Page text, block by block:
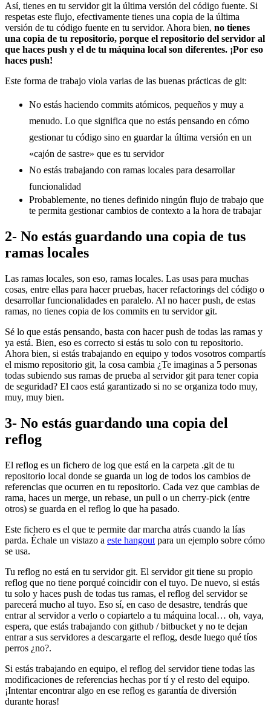
Así, tienes en tu servidor git la última versión del código fuente. Si
respetas este flujo, efectivamente tienes una copia de la última
versión de tu código fuente en tu servidor. Ahora bien, no tienes
una copia de tu repositorio, porque el repositorio del servidor al
que haces push y el de tu máquina local son diferentes. ¡Por eso
haces push!
Este forma de trabajo viola varias de las buenas prácticas de git:
No estás haciendo commits atómicos, pequeños y muy a
menudo. Lo que significa que no estás pensando en cómo
gestionar tu código sino en guardar la última versión en un
«cajón de sastre» que es tu servidor
No estás trabajando con ramas locales para desarrollar
funcionalidad
Probablemente, no tienes definido ningún flujo de trabajo que
te permita gestionar cambios de contexto a la hora de trabajar
2- No estás guardando una copia de tus
ramas locales
Las ramas locales, son eso, ramas locales. Las usas para muchas
cosas, entre ellas para hacer pruebas, hacer refactorings del código o
desarrollar funcionalidades en paralelo. Al no hacer push, de estas
ramas, no tienes copia de los commits en tu servidor git.
Sé lo que estás pensando, basta con hacer push de todas las ramas y
ya está. Bien, eso es correcto si estás tu solo con tu repositorio.
Ahora bien, si estás trabajando en equipo y todos vosotros compartís
el mismo repositorio git, la cosa cambia ¿Te imaginas a 5 personas
todas subiendo sus ramas de prueba al servidor git para tener copia
de seguridad? El caos está garantizado si no se organiza todo muy,
muy, muy bien.
3- No estás guardando una copia del
reflog
El reflog es un fichero de log que está en la carpeta .git de tu
repositorio local donde se guarda un log de todos los cambios de
referencias que ocurren en tu repositorio. Cada vez que cambias de
rama, haces un merge, un rebase, un pull o un cherry-pick (entre
otros) se guarda en el reflog lo que ha pasado.
Este fichero es el que te permite dar marcha atrás cuando la lías
parda. Échale un vistazo a este hangout para un ejemplo sobre cómo
se usa.
Tu reflog no está en tu servidor git. El servidor git tiene su propio
reflog que no tiene porqué coincidir con el tuyo. De nuevo, si estás
tu solo y haces push de todas tus ramas, el reflog del servidor se
parecerá mucho al tuyo. Eso sí, en caso de desastre, tendrás que
entrar al servidor a verlo o copiartelo a tu máquina local… oh, vaya,
espera, que estás trabajando con github / bitbucket y no te dejan
entrar a sus servidores a descargarte el reflog, desde luego qué tíos
perros ¿no?.
Si estás trabajando en equipo, el reflog del servidor tiene todas las
modificaciones de referencias hechas por tí y el resto del equipo.
¡Intentar encontrar algo en ese reflog es garantía de diversión
durante horas!